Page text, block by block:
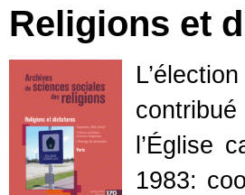
Religions et
l’Église
1983: